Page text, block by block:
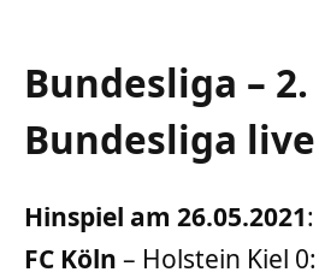
Bundesliga – 2.
Bundesliga
Hinspiel am 26.05.2021:
FC Köln – Holstein Kiel